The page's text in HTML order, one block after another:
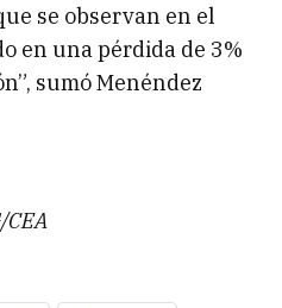
se observan en el
en una pérdida de 3%
sumó Menéndez
CEA